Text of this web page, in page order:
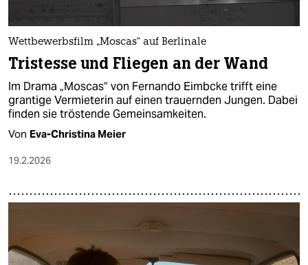
Wettbewerbsfilm „Moscas“ auf Berlinale
Tristesse und Fliegen an der Wand
Im Drama „Moscas“ von Fernando Eimbcke trifft eine
grantige Vermieterin auf einen trauernden Jungen. Dabei
finden sie tröstende Gemeinsamkeiten.
Von Eva-Christina Meier
19.2.2026